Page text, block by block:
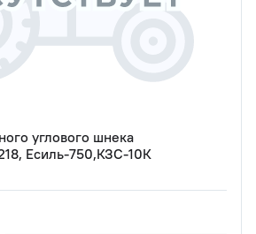
углового шнека
Есиль-750,КЗС-10К